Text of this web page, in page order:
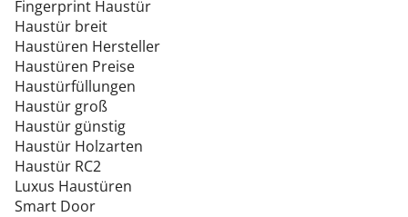
Fingerprint Haustür
Haustür breit
Haustüren Hersteller
Haustüren Preise
Haustürfüllungen
Haustür groß
Haustür günstig
Haustür Holzarten
Haustür RC2
Luxus Haustüren
Smart Door